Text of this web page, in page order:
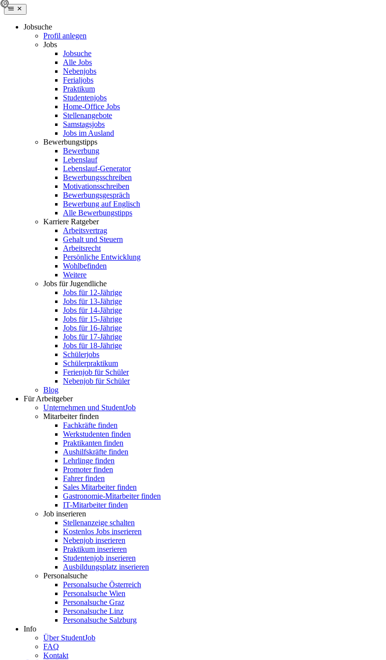
Jobsuche
Profil anlegen
Jobs
Jobsuche
Alle Jobs
Nebenjobs
Ferialjobs
Praktikum
Studentenjobs
Home-Office Jobs
Stellenangebote
Samstagsjobs
Jobs im Ausland
Bewerbungstipps
Bewerbung
Lebenslauf
Lebenslauf-Generator
Bewerbungsschreiben
Motivationsschreiben
Bewerbungsgespräch
Bewerbung auf Englisch
Alle Bewerbungstipps
Karriere Ratgeber
Arbeitsvertrag
Gehalt und Steuern
Arbeitsrecht
Persönliche Entwicklung
Wohlbefinden
Weitere
Jobs für Jugendliche
Jobs für 12-Jährige
Jobs für 13-Jährige
Jobs für 14-Jährige
Jobs für 15-Jährige
Jobs für 16-Jährige
Jobs für 17-Jährige
Jobs für 18-Jährige
Schülerjobs
Schülerpraktikum
Ferienjob für Schüler
Nebenjob für Schüler
Blog
Für Arbeitgeber
Unternehmen und StudentJob
Mitarbeiter finden
Fachkräfte finden
Werkstudenten finden
Praktikanten finden
Aushilfskräfte finden
Lehrlinge finden
Promoter finden
Fahrer finden
Sales Mitarbeiter finden
Gastronomie-Mitarbeiter finden
IT-Mitarbeiter finden
Job inserieren
Stellenanzeige schalten
Kostenlos Jobs inserieren
Nebenjob inserieren
Praktikum inserieren
Studentenjob inserieren
Ausbildungsplatz inserieren
Personalsuche
Personalsuche Österreich
Personalsuche Wien
Personalsuche Graz
Personalsuche Linz
Personalsuche Salzburg
Info
Über StudentJob
FAQ
Kontakt